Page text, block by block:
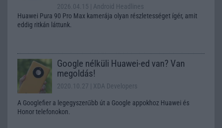
2026.04.15
| Android Headlines
Huawei Pura 90 Pro Max kamerája olyan részletességet ígér, amit
eddig ritkán láttunk.
Google nélküli Huawei-ed van? Van
megoldás!
2020.10.27 | XDA Developers
A Googlefier a legegyszerűbb út a Google appokhoz Huawei és
Honor telefonokon.